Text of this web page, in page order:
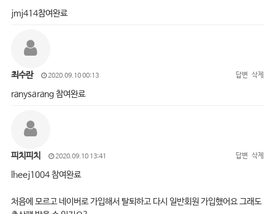
jmj414참여완료
최수란 2020.09.10 00:13 답변 삭제
ranysarang 참여완료
피치피치 2020.09.10 13:41 답변 삭제
lheej1004 참여완료
처음에 모르고 네이버로 가입해서 탈퇴하고 다시 일반회원 가입했어요 그래도